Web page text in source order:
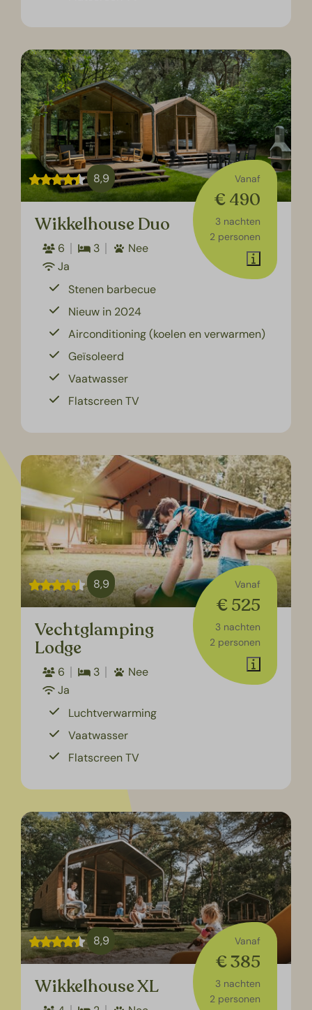
8,9 Vanaf
€ 490
3 nachten
2 personen
Wikkelhouse Duo
6 3
Nee
Ja
Stenen barbecue
Nieuw in 2024
Airconditioning (koelen en verwarmen)
Geïsoleerd
Vaatwasser
Flatscreen TV
8,9 Vanaf
€ 525
3 nachten
2 personen
Vechtglamping
Lodge
6 3
Nee
Ja
Luchtverwarming
Vaatwasser
Flatscreen TV
8,9 Vanaf
€ 385
3 nachten
2 personen
Wikkelhouse XL